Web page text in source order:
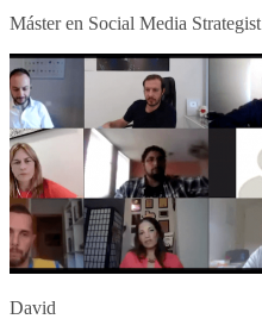
Máster en Social Media Strategist
David